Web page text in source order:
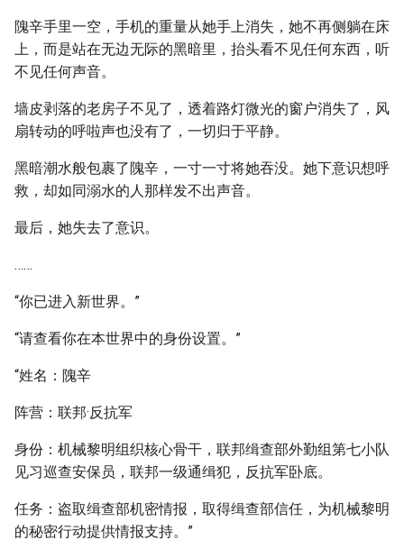
隗辛手里一空，手机的重量从她手上消失，她不再侧躺在床
上，而是站在无边无际的黑暗里，抬头看不见任何东西，听
不见任何声音。
墙皮剥落的老房子不见了，透着路灯微光的窗户消失了，风
扇转动的呼啦声也没有了，一切归于平静。
黑暗潮水般包裹了隗辛，一寸一寸将她吞没。她下意识想呼
救，却如同溺水的人那样发不出声音。
最后，她失去了意识。
……
“你已进入新世界。”
“请查看你在本世界中的身份设置。”
“姓名：隗辛
阵营：联邦·反抗军
身份：机械黎明组织核心骨干，联邦缉查部外勤组第七小队
见习巡查安保员，联邦一级通缉犯，反抗军卧底。
任务：盗取缉查部机密情报，取得缉查部信任，为机械黎明
的秘密行动提供情报支持。”